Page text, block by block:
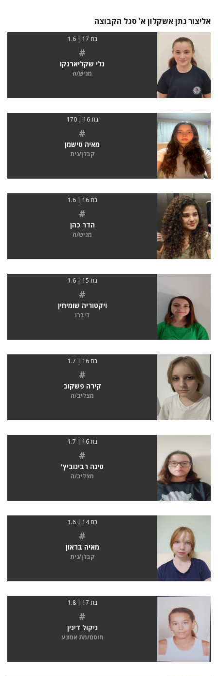
אליצור נתן אשקלון א' סגל הקבוצה
בת 17 | 1.6
#
נלי שקליארנקו
מגיש/ה
בת 16 | 170
#
מאיה טישמן
קבלן/נית
בת 16 | 1.6
#
הדר כהן
מגיש/ה
בת 15 | 1.6
#
ויקטוריה שומיחין
ליברו
בת 16 | 1.7
#
קירה פשקוב
מצליב/ה
בת 16 | 1.7
#
טינה רבינוביץ'
מצליב/ה
בת 14 | 1.6
#
מאיה בראון
קבלן/נית
בת 17 | 1.8
#
ניקול דינין
חוסם/מת אמצע